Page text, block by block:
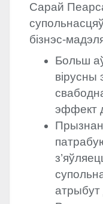
Сарай
бізнэс-
Больш
эффект
атрыбут